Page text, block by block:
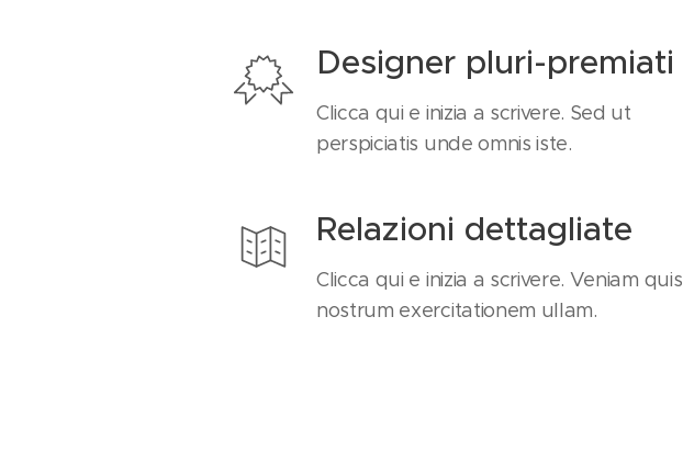
Designer pluri-premiati
Clicca qui e inizia a scrivere. Sed ut
perspiciatis unde omnis iste.
Relazioni dettagliate
Clicca qui e inizia a scrivere. Veniam quis
nostrum exercitationem ullam.